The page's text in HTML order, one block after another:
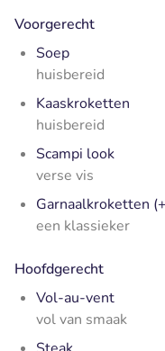
Voorgerecht
Soep
huisbereid
Kaaskroketten
huisbereid
Scampi look
verse vis
Garnaalkroketten
een klassieker
Hoofdgerecht
Vol-au-vent
vol van smaak